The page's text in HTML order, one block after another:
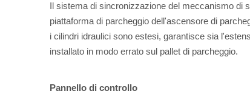
Il sistema di sincronizzazione del meccanismo di
piattaforma di parcheggio dell'ascensore di
i cilindri idraulici sono estesi, garantisce sia
installato in modo errato sul pallet di parcheggio.
Pannello di controllo